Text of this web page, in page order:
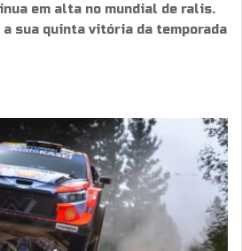
em alta no mundial de ralis.
sua quinta vitória da temporada